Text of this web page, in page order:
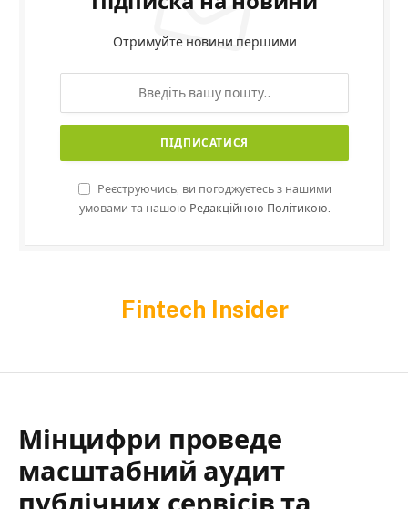
Отримуйте новини першими
Реєструючись, ви погоджуєтесь з нашими
умовами та нашою Редакційною Політикою.
Fintech Insider
Мінцифри проведе
масштабний аудит